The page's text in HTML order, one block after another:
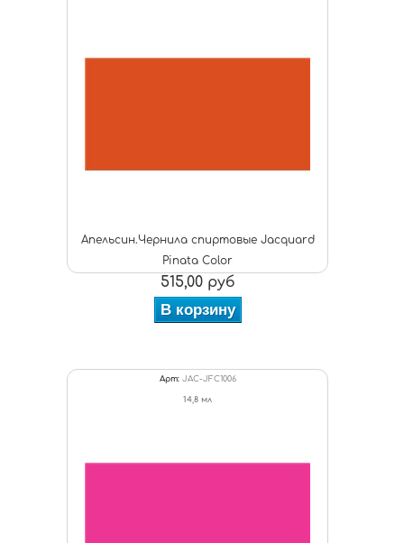
Апельсин.Чернила спиртовые Jacquard
Pinata Color
515,00 руб
В корзину
Арт: JAC-JFC1006
14,8 мл